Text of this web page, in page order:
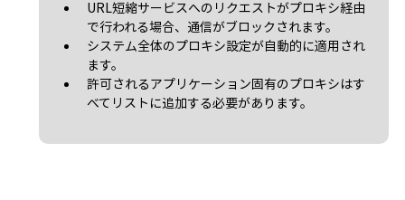
URL短縮サービスへのリクエストがプロキシ経由
で行われる場合、通信がブロックされます。
システム全体のプロキシ設定が自動的に適用され
ます。
許可されるアプリケーション固有のプロキシはす
べてリストに追加する必要があります。